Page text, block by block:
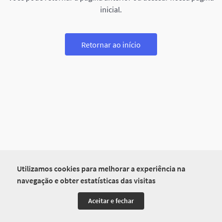
Utilizamos cookies para melhorar a experiência na
navegação e obter estatísticas das visitas
Aceitar e fechar
inicial.
Retornar ao início